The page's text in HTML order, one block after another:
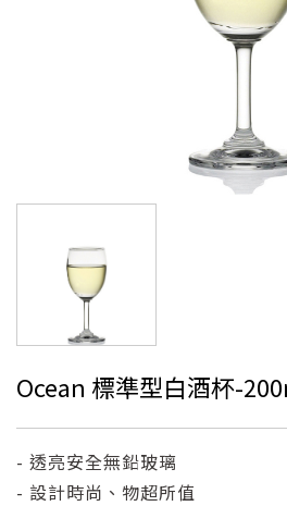
Ocean 標準型白酒杯-
- 透亮安全無鉛玻璃
- 設計時尚、物超所值